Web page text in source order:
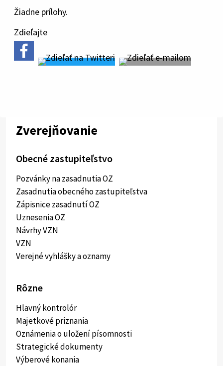
Žiadne prílohy.
Zdieľajte
Zverejňovanie
Obecné zastupiteľstvo
Pozvánky na zasadnutia OZ
Zasadnutia obecného zastupiteľstva
Zápisnice zasadnutí OZ
Uznesenia OZ
Návrhy VZN
VZN
Verejné vyhlášky a oznamy
Rôzne
Hlavný kontrolór
Majetkové priznania
Oznámenia o uložení písomnosti
Strategické dokumenty
Výberové konania